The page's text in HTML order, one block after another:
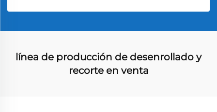
línea de producción de desenrollado y
recorte en venta